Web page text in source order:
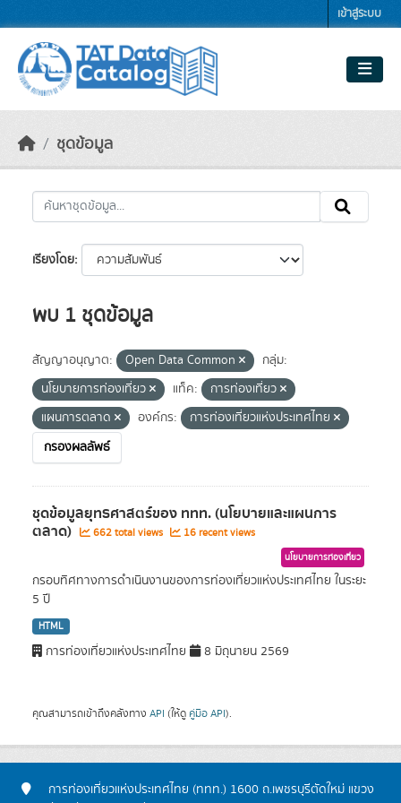
เข้าสู่ระบบ
ชุดข้อมูล
เรียงโดย
พบ 1 ชุดข้อมูล
สัญญาอนุญาต: Open Data Common
กลุ่ม:
นโยบายการท่องเที่ยว
แท็ค:
การท่องเที่ยว
แผนการตลาด
องค์กร:
การท่องเที่ยวแห่งประเทศไทย
กรองผลลัพธ์
ชุดข้อมูลยุทธศาสตร์ของ ททท. (นโยบายและแผนการ
ตลาด) 662 total views 16 recent views
นโยบายการท่องเที่ยว
กรอบทิศทางการดำเนินงานของการท่องเที่ยวแห่งประเทศไทย ในระยะ
5 ปี
HTML
การท่องเที่ยวแห่งประเทศไทย 8 มิถุนายน 2569
คุณสามารถเข้าถึงคลังทาง API (ให้ดู คู่มือ API).
การท่องเที่ยวแห่งประเทศไทย (ททท.) 1600 ถ.เพชรบุรีตัดใหม่ แขวง